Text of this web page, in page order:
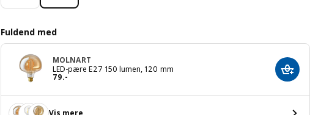
Fuldend med
MOLNART
LED-pære E27 150 lumen, 120 mm
79.-
Pris 79.- Læg i
Vis mere